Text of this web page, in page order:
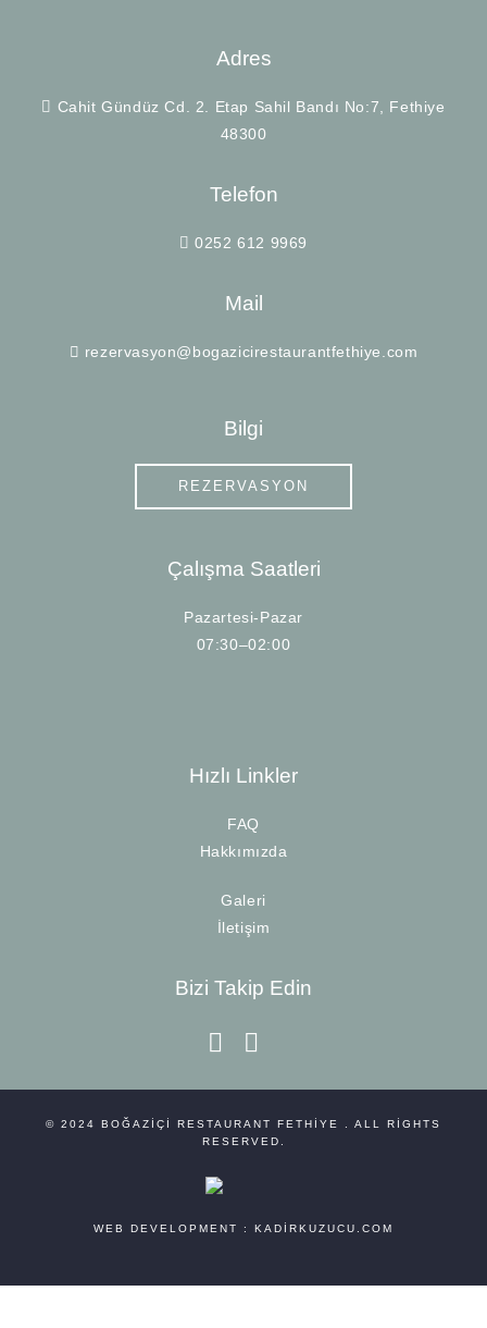
Adres
Cahit Gündüz Cd. 2. Etap Sahil Bandı No:7, Fethiye
48300
Telefon
0252 612 9969
Mail
rezervasyon@bogazicirestaurantfethiye.com
Bilgi
REZERVASYON
Çalışma Saatleri
Pazartesi-Pazar
07:30–02:00
Hızlı Linkler
FAQ
Hakkımızda
Galeri
İletişim
Bizi Takip Edin
instagram
© 2024 BOĞAZIÇI RESTAURANT FETHIYE
. ALL RIGHTS
RESERVED.
WEB DEVELOPMENT : KADIRKUZUCU.COM